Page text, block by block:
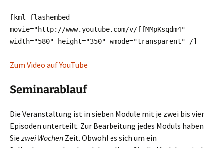
[kml_flashembed
movie="http://www.youtube.com/v/ffMMpKsqdm4"
width="580" height="350" wmode="transparent" /]
Zum Video auf YouTube
Seminarablauf
Die Veranstaltung ist in sieben Module mit je zwei bis vier
Episoden unterteilt. Zur Bearbeitung jedes Moduls haben
Sie zwei Wochen Zeit. Obwohl es sich um ein